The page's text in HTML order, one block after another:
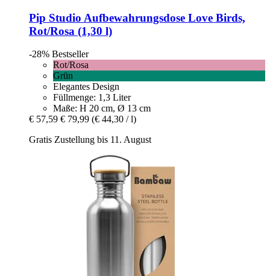
Pip Studio Aufbewahrungsdose Love Birds,
Rot/Rosa (1,30 l)
-28% Bestseller
Rot/Rosa
Grün
Elegantes Design
Füllmenge: 1,3 Liter
Maße: H 20 cm, Ø 13 cm
€ 57,59 € 79,99 (€ 44,30 / l)
Gratis Zustellung bis 11. August